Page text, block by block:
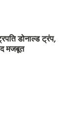
डोनाल्ड ट्रंप,
मजबूत